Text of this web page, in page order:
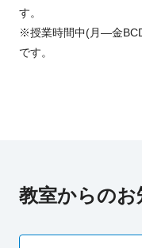
す。
※授業時間中(月―金
です。
教室からのお